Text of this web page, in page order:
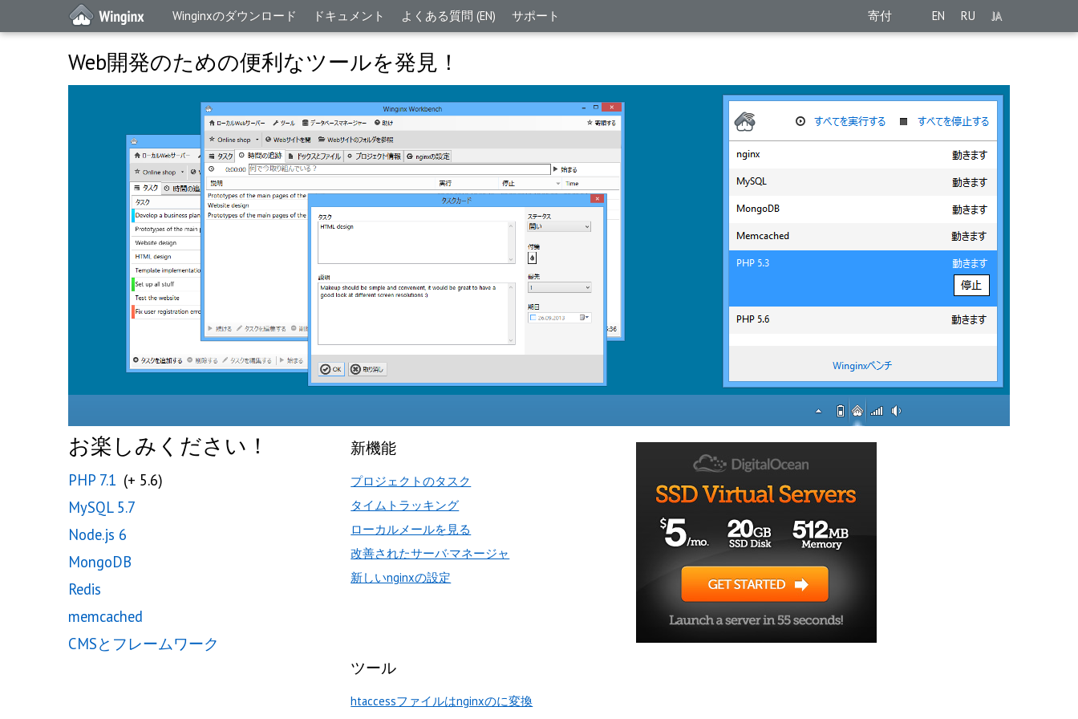
Winginxのダウンロード ドキュメント よくある質問 (EN) サポート JA
RU
EN
寄付
Web開発のための便利なツールを発見！
お楽しみください！
PHP 7.1 (+ 5.6)
MySQL 5.7
Node.js 6
MongoDB
Redis
memcached
CMSとフレームワーク
新機能
プロジェクトのタスク
タイムトラッキング
ローカルメールを見る
改善されたサーバ·マネージャ
新しいnginxの設定
ツール
htaccessファイルはnginxのに変換